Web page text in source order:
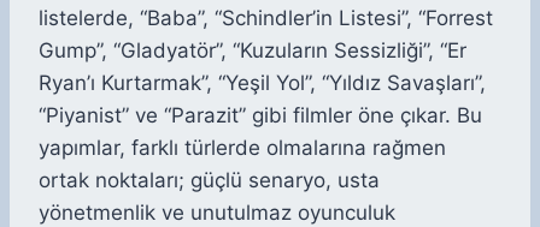
listelerde, “Baba”, “Schindler’in Listesi”, “Forrest
Gump”, “Gladyatör”, “Kuzuların Sessizliği”, “Er
Ryan’ı Kurtarmak”, “Yeşil Yol”, “Yıldız Savaşları”,
“Piyanist” ve “Parazit” gibi filmler öne çıkar. Bu
yapımlar, farklı türlerde olmalarına rağmen
ortak noktaları; güçlü senaryo, usta
yönetmenlik ve unutulmaz oyunculuk